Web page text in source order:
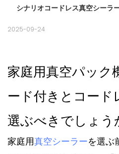
シナリオコードレス真空シーラ
2025-09-24
家庭用真空パック
ード付きとコード
選ぶべきでしょう
家庭用真空シーラーを選ぶ